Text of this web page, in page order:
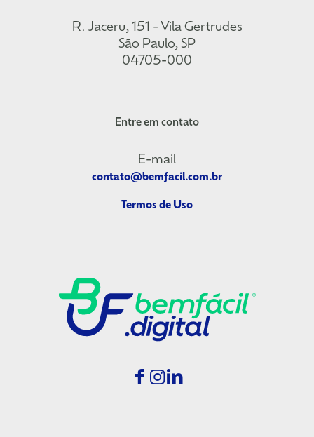
R. Jaceru, 151 - Vila Gertrudes
São Paulo, SP
04705-000
Entre em contato
E-mail
contato@bemfacil.com.br
Termos de Uso